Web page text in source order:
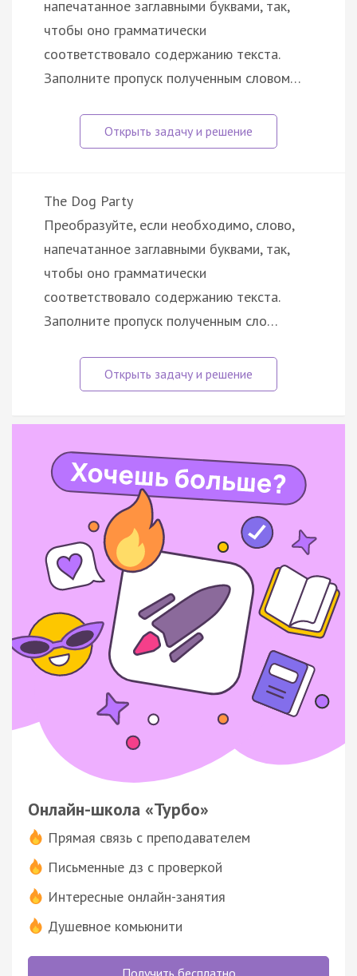
напечатанное заглавными буквами, так,
чтобы оно грамматически
соответствовало содержанию текста.
Заполните пропуск полученным словом…
The Dog Party
Преобразуйте, если необходимо, слово,
напечатанное заглавными буквами, так,
чтобы оно грамматически
соответствовало содержанию текста.
Заполните пропуск полученным сло…
Онлайн-школа «Турбо»
Прямая связь с преподавателем
Письменные дз с проверкой
Интересные онлайн-занятия
Душевное комьюнити
Получить бесплатно